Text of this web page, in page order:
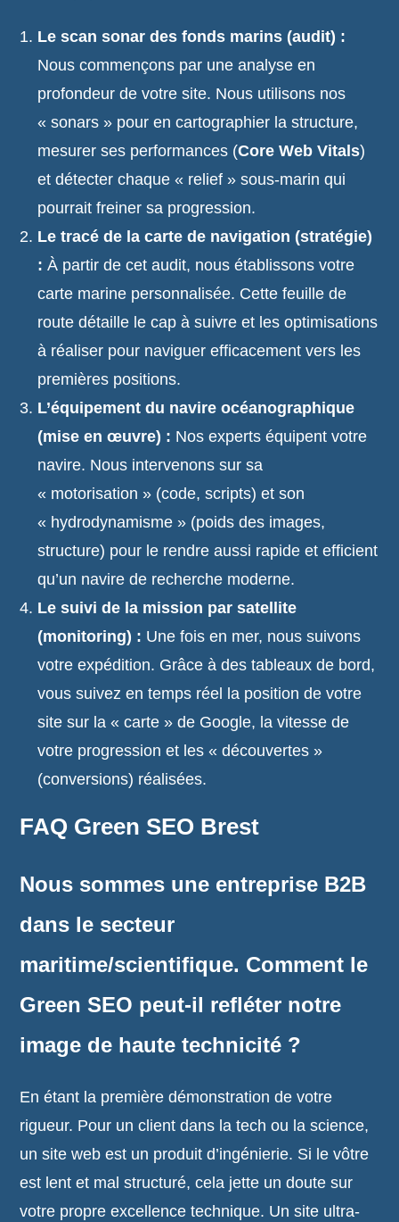
Le scan sonar des fonds marins (audit) :
Nous commençons par une analyse en
profondeur de votre site. Nous utilisons nos
« sonars » pour en cartographier la structure,
mesurer ses performances (Core Web Vitals)
et détecter chaque « relief » sous-marin qui
pourrait freiner sa progression.
Le tracé de la carte de navigation (stratégie)
: À partir de cet audit, nous établissons votre
carte marine personnalisée. Cette feuille de
route détaille le cap à suivre et les optimisations
à réaliser pour naviguer efficacement vers les
premières positions.
L’équipement du navire océanographique
(mise en œuvre) : Nos experts équipent votre
navire. Nous intervenons sur sa
« motorisation » (code, scripts) et son
« hydrodynamisme » (poids des images,
structure) pour le rendre aussi rapide et efficient
qu’un navire de recherche moderne.
Le suivi de la mission par satellite
(monitoring) : Une fois en mer, nous suivons
votre expédition. Grâce à des tableaux de bord,
vous suivez en temps réel la position de votre
site sur la « carte » de Google, la vitesse de
votre progression et les « découvertes »
(conversions) réalisées.
FAQ Green SEO Brest
Nous sommes une entreprise B2B
dans le secteur
maritime/scientifique. Comment le
Green SEO peut-il refléter notre
image de haute technicité ?
En étant la première démonstration de votre
rigueur. Pour un client dans la tech ou la science,
un site web est un produit d’ingénierie. Si le vôtre
est lent et mal structuré, cela jette un doute sur
votre propre excellence technique. Un site ultra-